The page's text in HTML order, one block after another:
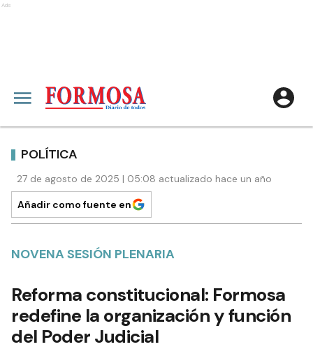
Ads
POLÍTICA
27 de agosto de 2025 | 05:08 actualizado hace un año
Añadir como fuente en
NOVENA SESIÓN PLENARIA
Reforma constitucional: Formosa
redefine la organización y función
del Poder Judicial